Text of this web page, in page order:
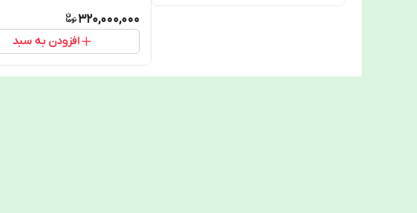
320,000,000
افزودن به سبد